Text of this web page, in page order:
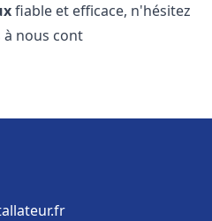
fiable et efficace, n'hésitez
à nous cont